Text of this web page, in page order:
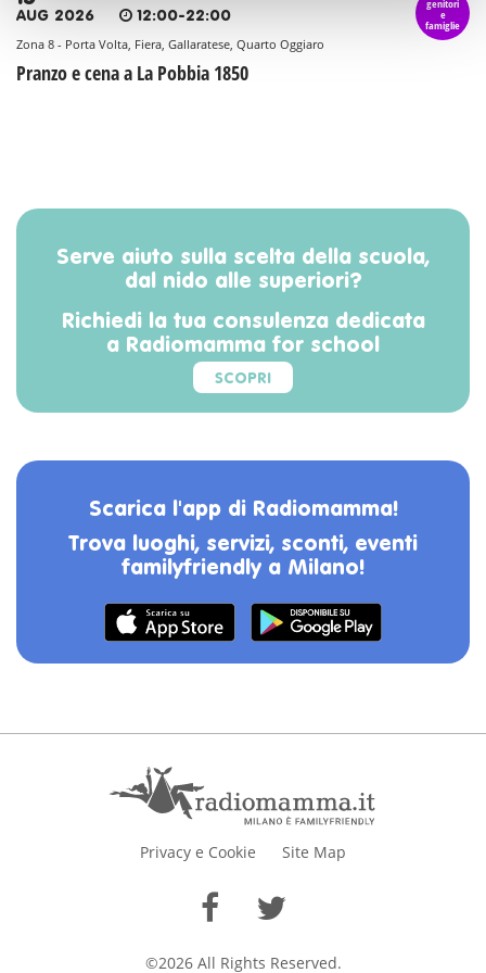
AUG 2026 12:00-22:00
Zona 8 - Porta Volta, Fiera, Gallaratese, Quarto Oggiaro
Pranzo e cena a La Pobbia 1850
genitori
e
famiglie
Serve aiuto sulla scelta della scuola,
dal nido alle superiori?
Richiedi la tua consulenza dedicata
a Radiomamma for school
SCOPRI
Scarica l'app di Radiomamma!
Trova luoghi, servizi, sconti, eventi
familyfriendly a Milano!
Privacy e Cookie Site Map
©2026 All Rights Reserved.